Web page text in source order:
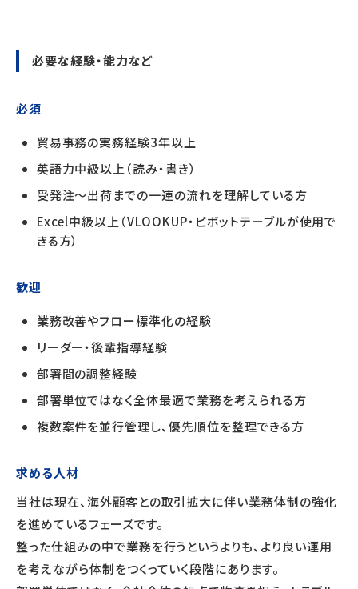
必要な経験・能力など
必須
貿易事務の実務経験3年以上
英語力中級以上（読み・書き）
受発注～出荷までの一連の流れを理解している方
Excel中級以上（VLOOKUP・ピボットテーブルが使用で
きる方）
歓迎
業務改善やフロー標準化の経験
リーダー・後輩指導経験
部署間の調整経験
部署単位ではなく全体最適で業務を考えられる方
複数案件を並行管理し、優先順位を整理できる方
求める人材
当社は現在、海外顧客との取引拡大に伴い業務体制の強化
を進めているフェーズです。
整った仕組みの中で業務を行うというよりも、より良い運用
を考えながら体制をつくっていく段階にあります。